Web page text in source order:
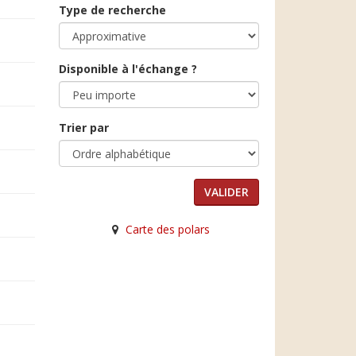
Type de recherche
Disponible à l'échange ?
Trier par
Carte des polars